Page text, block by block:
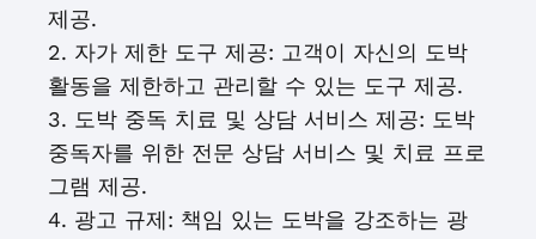
제공.
2. 자가 제한 도구 제공: 고객이 자신의 도박
활동을 제한하고 관리할 수 있는 도구 제공.
3. 도박 중독 치료 및 상담 서비스 제공: 도박
중독자를 위한 전문 상담 서비스 및 치료 프로
그램 제공.
4. 광고 규제: 책임 있는 도박을 강조하는 광